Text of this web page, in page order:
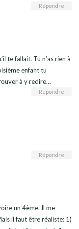
Répondre
te fallait. Tu n’as rien à
enfant tu
à y redire…
Répondre
Répondre
un 4ème. Il me
il faut être réaliste: 1)